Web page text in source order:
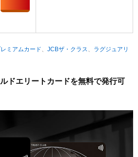
ミアムカード JCBザ・クラス
ラグジュアリ
ドエリートカードを無料で発行可